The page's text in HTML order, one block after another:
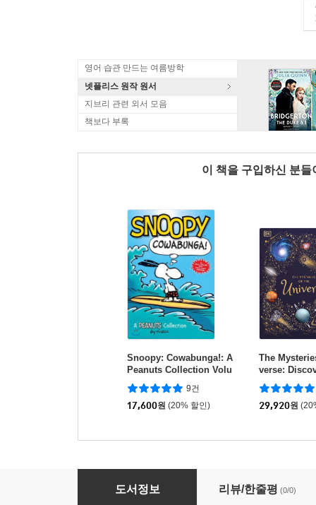
영어 습관 만드는 여름방학
넷플리스 원작 원서
지브리 관련 외서 모음
책보다 부록
이 책을 구입하신 분
Snoopy: Cowabunga!: A
Peanuts Collection Volu
me 1
9건
17,600원 (20% 할인)
The
verse:
Kept
29,920원
Calvin and Hobbes
도서정보 리뷰/한줄평 (0/0)